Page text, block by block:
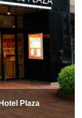
Plaza